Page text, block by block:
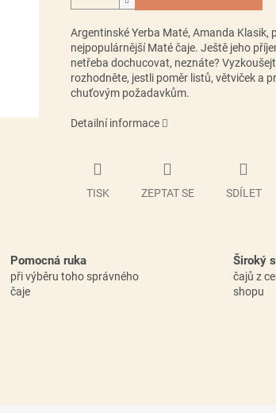
Argentinské Yerba Maté, Amanda Klasik,
nejpopulárnější Maté čaje. Ještě jeho
netřeba dochucovat, neznáte?
rozhodněte, jestli poměr listů, větviček a
chuťovým požadavkům.
Detailní informace
TISK ZEPTAT SE SDÍLET
Pomocná ruka
při výběru toho správného
čaje
Široký
čajů z
shopu